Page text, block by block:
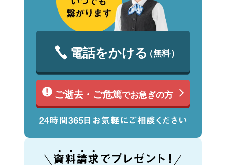
電話をかける（無料）
ご逝去・ご危篤でお急ぎの方